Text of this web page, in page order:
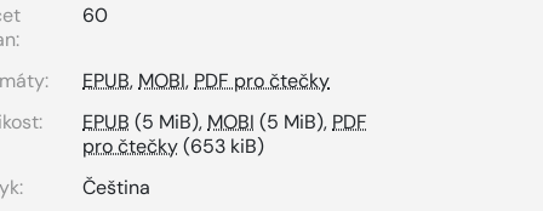
60
EPUB, MOBI, PDF pro čtečky
EPUB (5 MiB), MOBI (5 MiB), PDF
pro čtečky(653 kiB)
Čeština